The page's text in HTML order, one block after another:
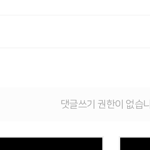
댓글쓰기 권한이 없습